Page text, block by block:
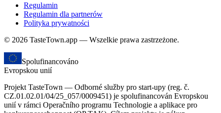
Regulamin
Regulamin dla partnerów
Polityka prywatności
© 2026 TasteTown.app — Wszelkie prawa zastrzeżone.
Spolufinancováno
Evropskou unií
Projekt TasteTown — Odborné služby pro start-upy (reg. č.
CZ.01.02.01/04/25_057/0009451) je spolufinancován Evropskou
unií v rámci Operačního programu Technologie a aplikace pro